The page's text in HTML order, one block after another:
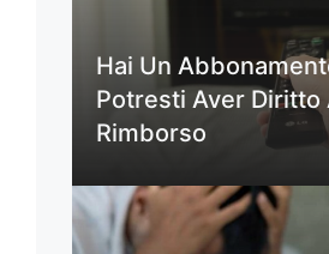
Hai Un
Potresti Aver Diritto
Rimborso